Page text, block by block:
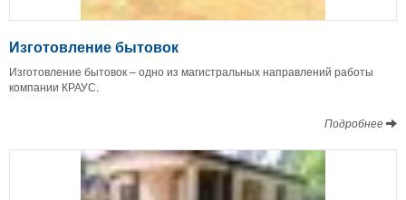
Изготовление бытовок
Изготовление бытовок – одно из магистральных направлений работы
компании КРАУС.
Подробнее